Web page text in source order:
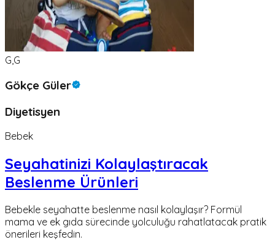
G,G
Gökçe Güler
Diyetisyen
Bebek
Seyahatinizi Kolaylaştıracak
Beslenme Ürünleri
Bebekle seyahatte beslenme nasıl kolaylaşır? Formül
mama ve ek gıda sürecinde yolculuğu rahatlatacak pratik
önerileri keşfedin.